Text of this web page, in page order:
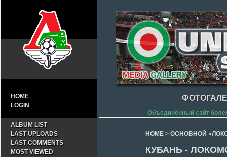
HOME
LOGIN
ALBUM LIST
LAST UPLOADS
LAST COMMENTS
MOST VIEWED
Объединённый сайт
HOME> ОСНОВНОЙ
КУБАНЬ -